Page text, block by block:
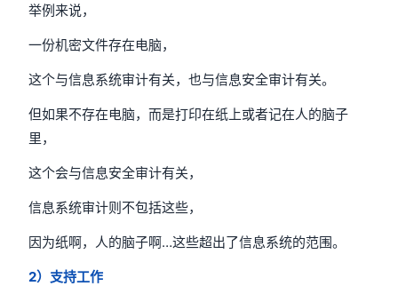
举例来说，
一份机密文件存在电脑，
这个与信息系统审计有关，也与信息安全审计有关。
但如果不存在电脑，而是打印在纸上或者记在人的脑子
里，
这个会与信息安全审计有关，
信息系统审计则不包括这些，
因为纸啊，人的脑子啊…这些超出了信息系统的范围。
2）支持工作